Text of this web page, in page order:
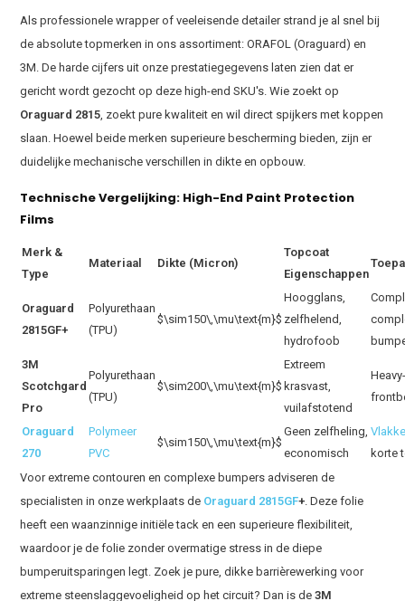
Als professionele wrapper of veeleisende detailer strand je al snel bij
de absolute topmerken in ons assortiment: ORAFOL (Oraguard) en
3M. De harde cijfers uit onze prestatiegegevens laten zien dat er
gericht wordt gezocht op deze high-end SKU's. Wie zoekt op
Oraguard 2815, zoekt pure kwaliteit en wil direct spijkers met koppen
slaan. Hoewel beide merken superieure bescherming bieden, zijn er
duidelijke mechanische verschillen in dikte en opbouw.
Technische Vergelijking: High-End Paint Protection
Films
Merk &
Type
Materiaal Dikte (Micron)
Topcoat
Eigenschappen
Oraguard
2815GF+
Polyurethaan
(TPU)
$\sim150\,\mu\text{m}$
Hoogglans,
zelfhelend,
hydrofoob
3M
Scotchgard
Pro
Polyurethaan
(TPU)
$\sim200\,\mu\text{m}$
Extreem
krasvast,
vuilafstotend
Oraguard
270
Polymeer
PVC
$\sim150\,\mu\text{m}$
Geen zelfheling,
economisch
korte
Voor extreme contouren en complexe bumpers adviseren de
specialisten in onze werkplaats de Oraguard 2815GF+. Deze folie
heeft een waanzinnige initiële tack en een superieure flexibiliteit,
waardoor je de folie zonder overmatige stress in de diepe
bumperuitsparingen legt. Zoek je pure, dikke barrièrewerking voor
extreme steenslaggevoeligheid op het circuit? Dan is de3M